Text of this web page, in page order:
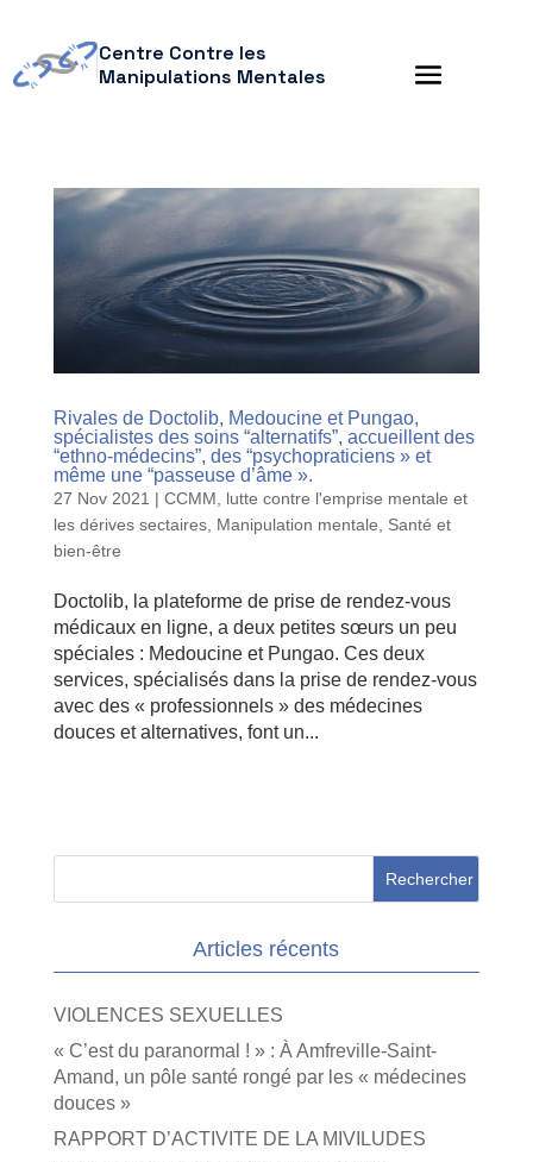
Centre Contre les
Manipulations Mentales
Rivales de Doctolib, Medoucine et Pungao,
spécialistes des soins “alternatifs”, accueillent des
“ethno-médecins”, des “psychopraticiens » et
même une “passeuse d’âme ».
27 Nov 2021 | CCMM
lutte contre l'emprise mentale et
les dérives sectaires, Manipulation mentale
Santé et
bien-être
Doctolib, la plateforme de prise de rendez-vous
médicaux en ligne, a deux petites sœurs un peu
spéciales : Medoucine et Pungao. Ces deux
services, spécialisés dans la prise de rendez-vous
avec des « professionnels » des médecines
douces et alternatives, font un...
Articles récents
VIOLENCES SEXUELLES
« C’est du paranormal ! » : À Amfreville-Saint-
Amand, un pôle santé rongé par les « médecines
douces »
RAPPORT D’ACTIVITE DE LA MIVILUDES